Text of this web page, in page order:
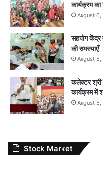
कार्यक्रम
August 6,
सहयोग केंद्र
की समस्याएँ
August 5,
कलेक्टर श्री
कार्यक्रम में
August 5,
Stock Market